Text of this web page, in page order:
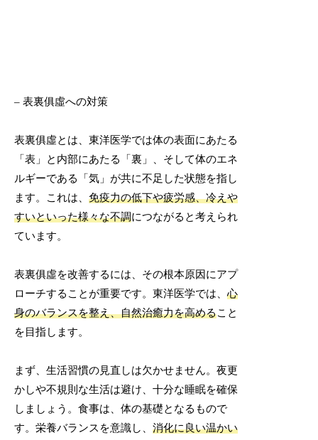
– 表裏俱虛への対策
表裏俱虛とは、東洋医学では体の表面にあたる
「表」と内部にあたる「裏」、そして体のエネ
ルギーである「気」が共に不足した状態を指し
ます。これは、免疫力の低下や疲労感、冷えや
すいといった様々な不調につながると考えられ
ています。
表裏俱虛を改善するには、その根本原因にアプ
ローチすることが重要です。東洋医学では、心
身のバランスを整え、自然治癒力を高めること
を目指します。
まず、生活習慣の見直しは欠かせません。夜更
かしや不規則な生活は避け、十分な睡眠を確保
しましょう。食事は、体の基礎となるもので
す。栄養バランスを意識し、消化に良い温かい